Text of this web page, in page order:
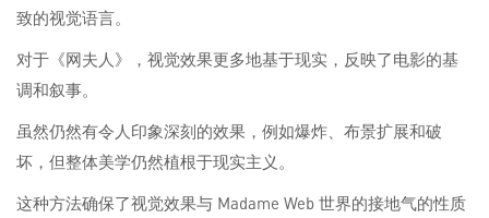
致的视觉语言。
对于《网夫人》，视觉效果更多地基于现实，反映了电影的基
调和叙事。
虽然仍然有令人印象深刻的效果，例如爆炸、布景扩展和破
坏，但整体美学仍然植根于现实主义。
这种方法确保了视觉效果与 Madame Web 世界的接地气的性质